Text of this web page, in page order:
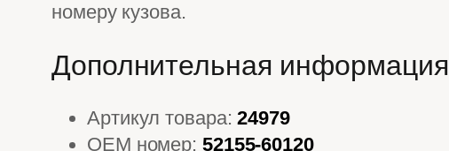
номеру кузова.
Дополнительная информация
Артикул товара:24979
OEM номер: 52155-60120